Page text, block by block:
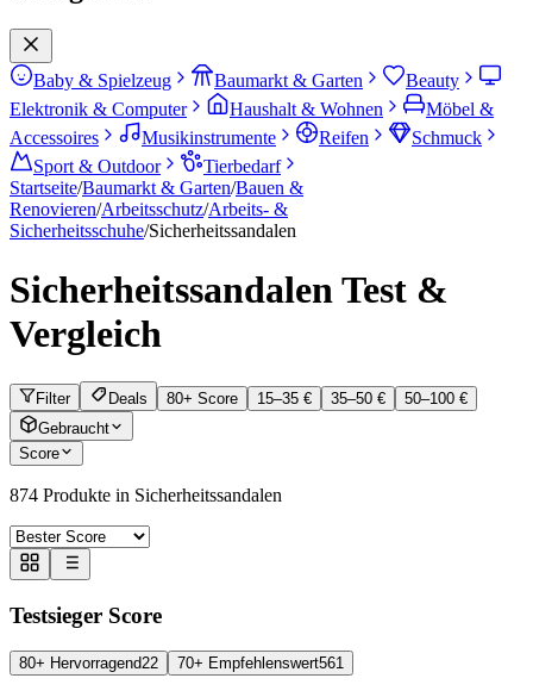
Baby & Spielzeug Baumarkt & Garten
Beauty
Elektronik & Computer
Haushalt & Wohnen
Möbel &
Accessoires
Musikinstrumente Reifen
Schmuck
Sport & Outdoor
Tierbedarf
Startseite/Baumarkt & Garten/Bauen &
Renovieren/Arbeitsschutz/Arbeits- &
Sicherheitsschuhe/Sicherheitssandalen
Sicherheitssandalen Test &
Vergleich
Filter Deals 80+ Score 15–35 € 35–50 €
50–100 €
Gebraucht
Score
874 Produkte in Sicherheitssandalen
Testsieger Score
80+ Hervorragend22 70+ Empfehlenswert561